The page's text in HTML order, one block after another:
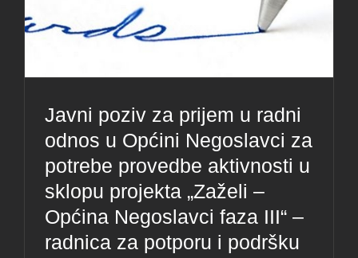
Javni poziv za prijem u radni
odnos u Općini Negoslavci za
potrebe provedbe aktivnosti u
sklopu projekta „Zaželi –
Općina Negoslavci faza III“ –
radnica za potporu i podršku